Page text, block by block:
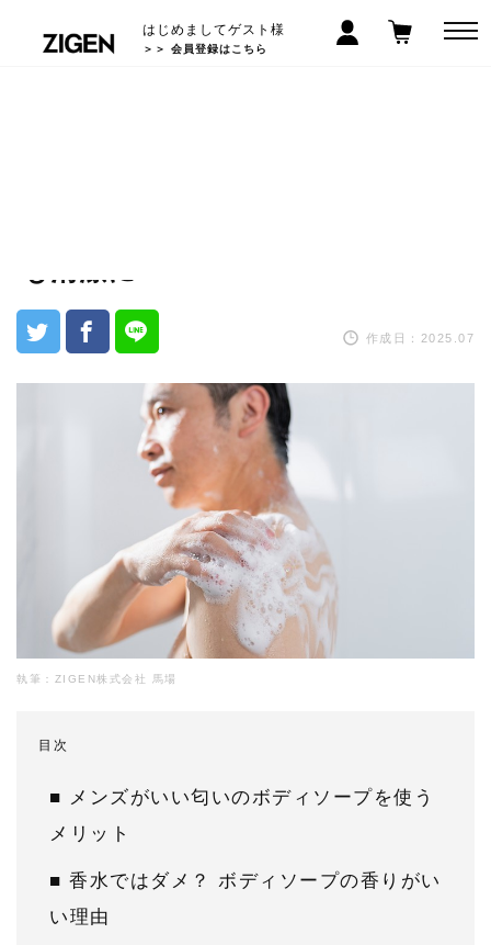
はじめましてゲスト様
＞＞ 会員登録はこちら
作成日：2025.07
執筆：ZIGEN株式会社 馬場
目次
■ メンズがいい匂いのボディソープを使う
メリット
■ 香水ではダメ？ ボディソープの香りがい
い理由